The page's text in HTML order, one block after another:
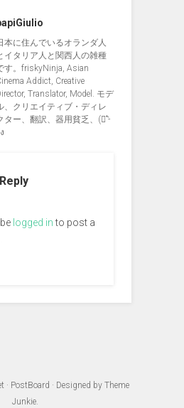
本に住んでいるオランダ人
イタリア人と関西人の雑種
す。friskyNinja, Asian
Addict, Creative
Translator, Model. モデ
、クリエイティブ・ディレ
ター、翻訳、器用貧乏、(ง︡'-
logged into post a
· PostBoard · Designed by Theme
Junkie.